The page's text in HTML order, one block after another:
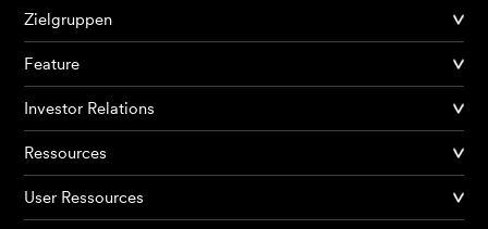
Zielgruppen
Feature
Investor Relations
Ressources
User Ressources